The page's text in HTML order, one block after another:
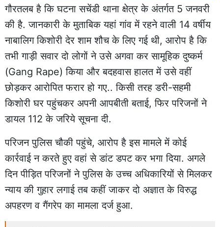
गौरतलब है कि घटना सचेंडी थाना क्षेत्र के अंतर्गत 5 जनवरी
की है. जानकारी के मुताबिक यहां गांव में रहने वाली 14 वर्षीय
नाबालिग किशोरी देर शाम शौच के लिए गई थी, आरोप है कि
तभी गाड़ी सवार दो लोगों ने उसे अगवा कर सामूहिक दुष्कर्म
(Gang Rape) किया और बदहवास हालत में उसे वहीं
छोड़कर आरोपित फरार हो गए.. किसी तरह डरी-सहमी
किशोरी घर पहुंचकर अपनी आपबीती बताई, फिर परिजनों ने
डायल 112 के जरिये सूचना दी.
परिजन पुलिस चौकी पहुंचे, आरोप है इस मामले में कोई
कार्रवाई न करते हुए वहां से डांट डपट कर भगा दिया. अगले
दिन पीड़ित परिजनों ने पुलिस के उच्च अधिकारियों से मिलकर
न्याय की गुहार लगाई तब कहीं जाकर दो अज्ञात के विरुद्ध
अपहरण व गैंगरेप का मामला दर्ज हुआ.